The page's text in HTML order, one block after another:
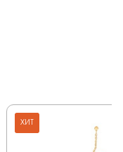
ХИТ